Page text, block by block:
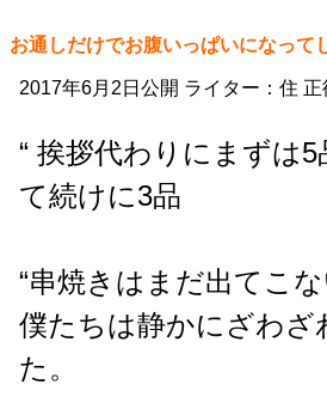
お通しだけでお腹いっぱいになって
2017年6月2日公開 ライター：住 正
“ 挨拶代わりにまずは
て続けに3品
“串焼きはまだ出てこな
僕たちは静かにざわざ
た。